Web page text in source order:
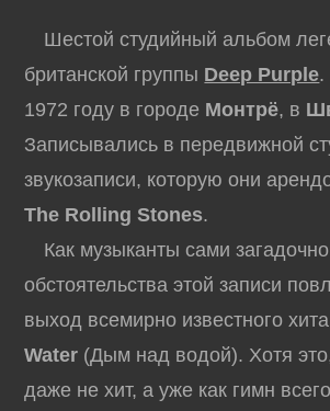
Шестой студийный альбом
британской группы Deep Purple.
1972 году в городе Монтрё, в
Записывались в передвижной
звукозаписи, которую они
The Rolling Stones.
Как музыканты сами
обстоятельства этой записи
выход всемирно известного
Water (Дым над водой). Хотя
даже не хит, а уже как гимн